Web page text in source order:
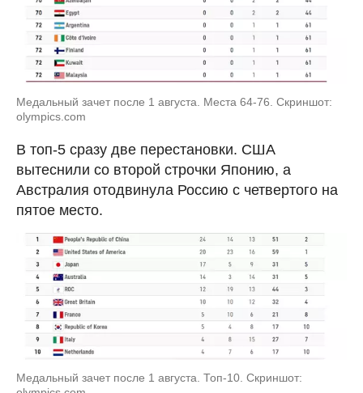
Медальный зачет после 1 августа. Места 64-76. Скриншот:
olympics.com
В топ-5 сразу две перестановки. США
вытеснили со второй строчки Японию, а
Австралия отодвинула Россию с четвертого на
пятое место.
Медальный зачет после 1 августа. Топ-10. Скриншот: